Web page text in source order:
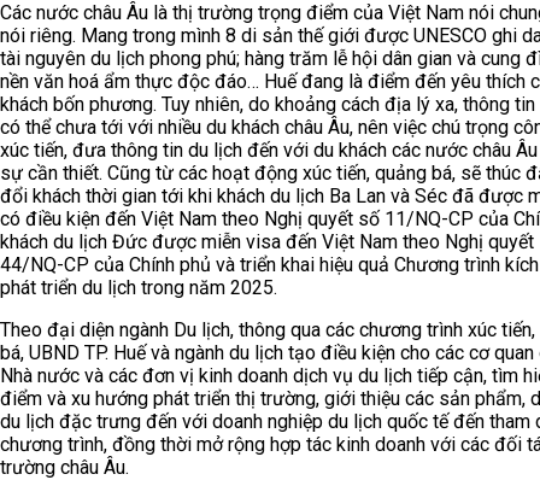
Các nước châu Âu là thị trường trọng điểm của Việt Nam nói
nói riêng. Mang trong mình 8 di sản thế giới được UNESCO ghi
tài nguyên du lịch phong phú; hàng trăm lễ hội dân gian và cung
nền văn hoá ẩm thực độc đáo… Huế đang là điểm đến yêu thích
khách bốn phương. Tuy nhiên, do khoảng cách địa lý xa, thông
có thể chưa tới với nhiều du khách châu Âu, nên việc chú trọng
xúc tiến, đưa thông tin du lịch đến với du khách các nước châu
sự cần thiết. Cũng từ các hoạt động xúc tiến, quảng bá, sẽ thúc
đổi khách thời gian tới khi khách du lịch Ba Lan và Séc đã được
có điều kiện đến Việt Nam theo Nghị quyết số 11/NQ-CP của
khách du lịch Đức được miễn visa đến Việt Nam theo Nghị quyết
44/NQ-CP của Chính phủ và triển khai hiệu quả Chương trình
phát triển du lịch trong năm 2025.
Theo đại diện ngành Du lịch, thông qua các chương trình xúc
bá, UBND TP. Huế và ngành du lịch tạo điều kiện cho các cơ
Nhà nước và các đơn vị kinh doanh dịch vụ du lịch tiếp cận, tìm
điểm và xu hướng phát triển thị trường, giới thiệu các sản phẩm,
du lịch đặc trưng đến với doanh nghiệp du lịch quốc tế đến tham
chương trình, đồng thời mở rộng hợp tác kinh doanh với các đối
trường châu Âu.